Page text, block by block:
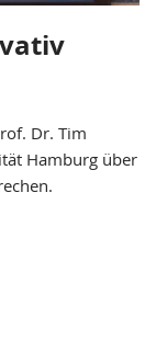
Dr. Tim
Hamburg über